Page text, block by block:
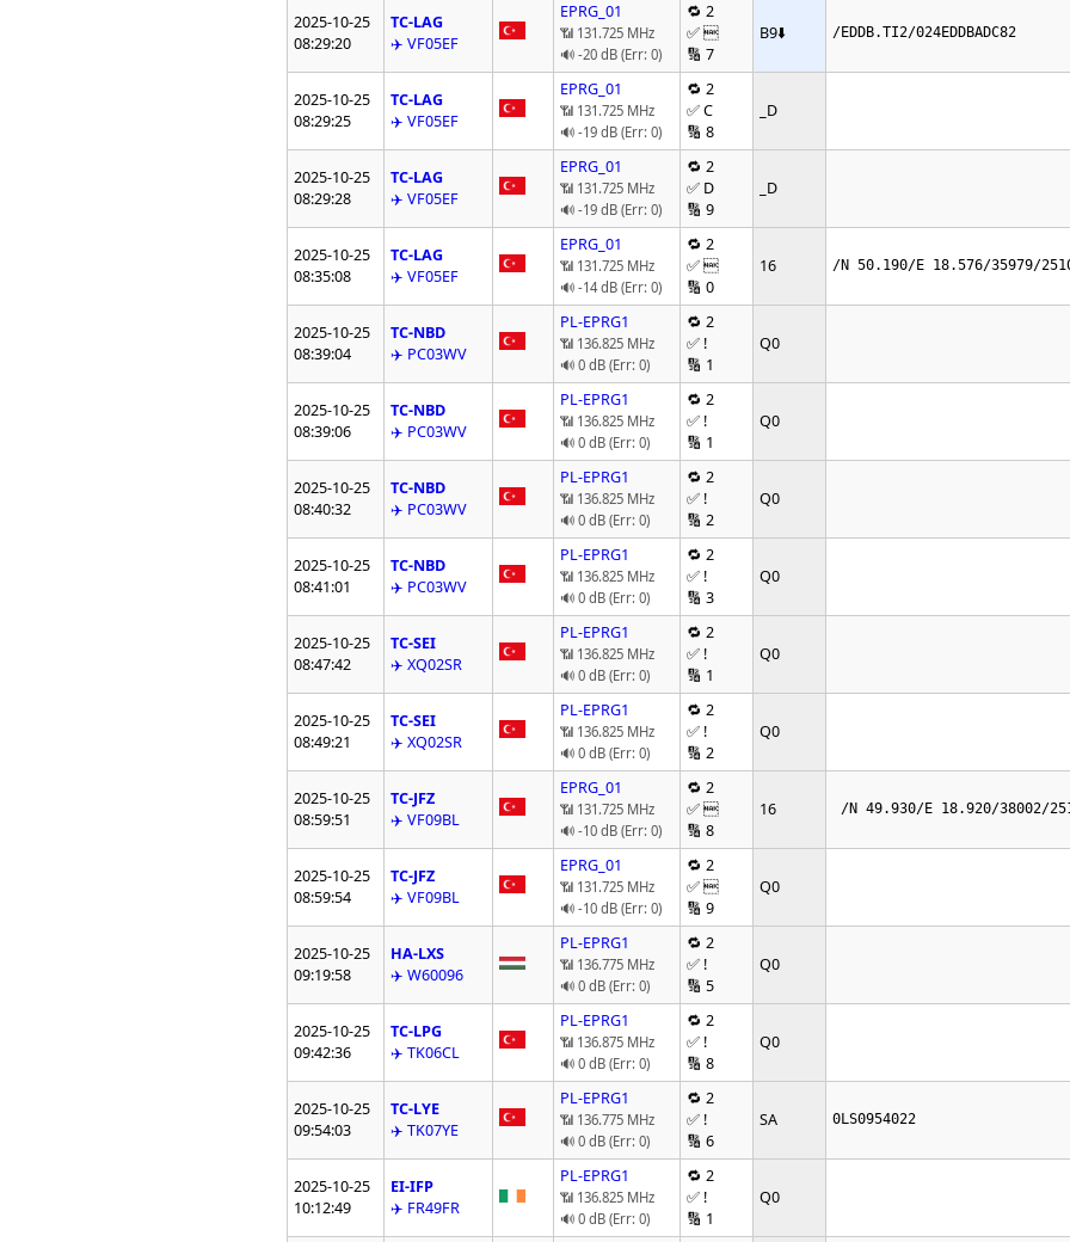
2025-10-25
08:29:20
TC-LAG
✈️ VF05EF
EPRG_01
📶 131.725 MHz
🔊 -20 dB (Err: 0)
🔁 2
✅ 
🔢 7
B9⬇️ /EDDB.TI2/024EDDBADC82
2025-10-25
08:29:25
TC-LAG
✈️ VF05EF
EPRG_01
📶 131.725 MHz
🔊 -19 dB (Err: 0)
🔁 2
✅ C
🔢 8
_D
2025-10-25
08:29:28
TC-LAG
✈️ VF05EF
EPRG_01
📶 131.725 MHz
🔊 -19 dB (Err: 0)
🔁 2
✅ D
🔢 9
_D
2025-10-25
08:35:08
TC-LAG
✈️ VF05EF
EPRG_01
📶 131.725 MHz
🔊 -14 dB (Err: 0)
🔁 2
✅ 
🔢 0
16 /N 50.190/E 18.576/35979/
2025-10-25
08:39:04
TC-NBD
✈️ PC03WV
PL-EPRG1
📶 136.825 MHz
🔊 0 dB (Err: 0)
🔁 2
✅ !
🔢 1
Q0
2025-10-25
08:39:06
TC-NBD
✈️ PC03WV
PL-EPRG1
📶 136.825 MHz
🔊 0 dB (Err: 0)
🔁 2
✅ !
🔢 1
Q0
2025-10-25
08:40:32
TC-NBD
✈️ PC03WV
PL-EPRG1
📶 136.825 MHz
🔊 0 dB (Err: 0)
🔁 2
✅ !
🔢 2
Q0
2025-10-25
08:41:01
TC-NBD
✈️ PC03WV
PL-EPRG1
📶 136.825 MHz
🔊 0 dB (Err: 0)
🔁 2
✅ !
🔢 3
Q0
2025-10-25
08:47:42
TC-SEI
✈️ XQ02SR
PL-EPRG1
📶 136.825 MHz
🔊 0 dB (Err: 0)
🔁 2
✅ !
🔢 1
Q0
2025-10-25
08:49:21
TC-SEI
✈️ XQ02SR
PL-EPRG1
📶 136.825 MHz
🔊 0 dB (Err: 0)
🔁 2
✅ !
🔢 2
Q0
2025-10-25
08:59:51
TC-JFZ
✈️ VF09BL
EPRG_01
📶 131.725 MHz
🔊 -10 dB (Err: 0)
🔁 2
✅ 
🔢 8
16 /N 49.930/E 18.920/38002/
2025-10-25
08:59:54
TC-JFZ
✈️ VF09BL
EPRG_01
📶 131.725 MHz
🔊 -10 dB (Err: 0)
🔁 2
✅ 
🔢 9
Q0
2025-10-25
09:19:58
HA-LXS
✈️ W60096
PL-EPRG1
📶 136.775 MHz
🔊 0 dB (Err: 0)
🔁 2
✅ !
🔢 5
Q0
2025-10-25
09:42:36
TC-LPG
✈️ TK06CL
PL-EPRG1
📶 136.875 MHz
🔊 0 dB (Err: 0)
🔁 2
✅ !
🔢 8
Q0
2025-10-25
09:54:03
TC-LYE
✈️ TK07YE
PL-EPRG1
📶 136.775 MHz
🔊 0 dB (Err: 0)
🔁 2
✅ !
🔢 6
SA 0LS0954022
2025-10-25
10:12:49
EI-IFP
✈️ FR49FR
PL-EPRG1
📶 136.825 MHz
🔊 0 dB (Err: 0)
🔁 2
✅ !
🔢 1
Q0